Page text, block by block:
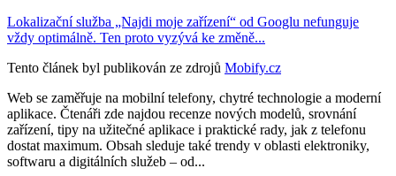
Lokalizační služba „Najdi moje zařízení“ od Googlu nefunguje
vždy optimálně. Ten proto vyzývá ke změně...
Tento článek byl publikován ze zdrojů Mobify.cz
Web se zaměřuje na mobilní telefony, chytré technologie a moderní
aplikace. Čtenáři zde najdou recenze nových modelů, srovnání
zařízení, tipy na užitečné aplikace i praktické rady, jak z telefonu
dostat maximum. Obsah sleduje také trendy v oblasti elektroniky,
softwaru a digitálních služeb – od...